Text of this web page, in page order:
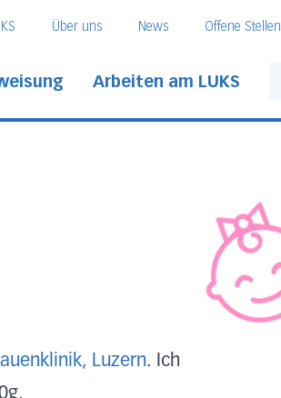
Über uns News Offene Stellen
Arbeiten am LUKS
Luzern. Ich